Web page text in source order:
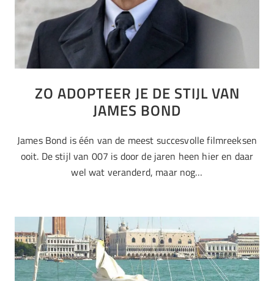
ZO ADOPTEER JE DE STIJL VAN
JAMES BOND
James Bond is één van de meest succesvolle filmreeksen
ooit. De stijl van 007 is door de jaren heen hier en daar
wel wat veranderd, maar nog…